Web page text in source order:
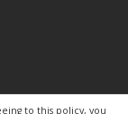
to this policy, you